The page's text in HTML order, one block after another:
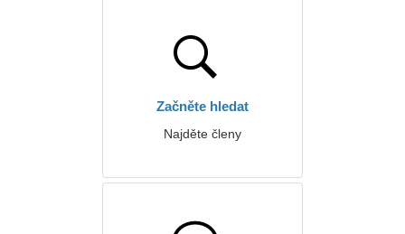
Začněte hledat
Najděte členy